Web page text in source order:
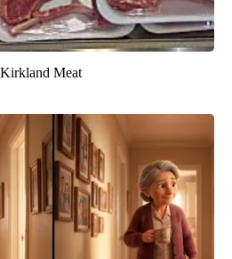
Meat